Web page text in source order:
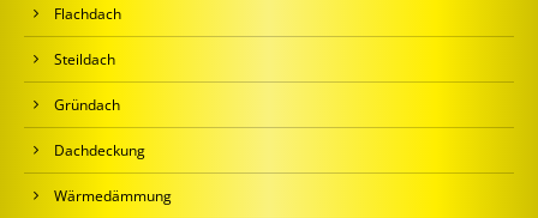
Flachdach
Steildach
Gründach
Dachdeckung
Wärmedämmung